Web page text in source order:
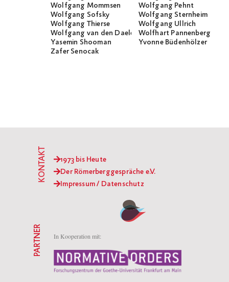
Wolfgang Mommsen
Wolfgang Pehnt
Wolfgang Sofsky
Wolfgang Sternheim
Wolfgang Thierse
Wolfgang Ullrich
Wolfgang van den Daele
Wolfhart Pannenberg
Yasemin Shooman
Yvonne Büdenhölzer
Zafer Senocak
1973 bis Heute
Der Römerberggespräche e.V.
Impressum / Datenschutz
KONTAKT
In Kooperation mit:
PARTNER